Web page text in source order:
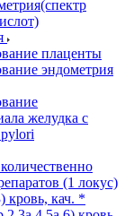
плаценты
эндометрия
желудка с
(1 локус)
кач. *